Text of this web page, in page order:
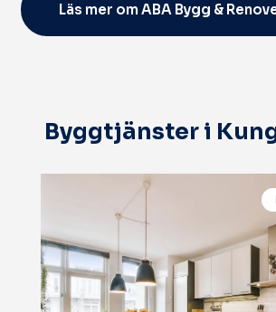
Läs mer om ABA Bygg &
Byggtjänster i